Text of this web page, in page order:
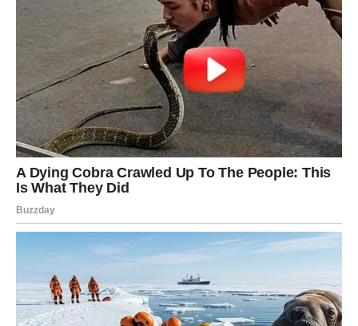
sudbina donosi preokrete koji mogu promijeniti tok
narednih mjeseci. Ipak, svaki znak dobija priliku da doživi
nešto što vraća optimizam i pokazuje da život često ima
mnogo ljepše planove nego što mislimo.
Ponekad jedna vijest, jedan susret ili jedna odluka mogu
promijeniti sve. Upravo takvi trenuci sada se približavaju.